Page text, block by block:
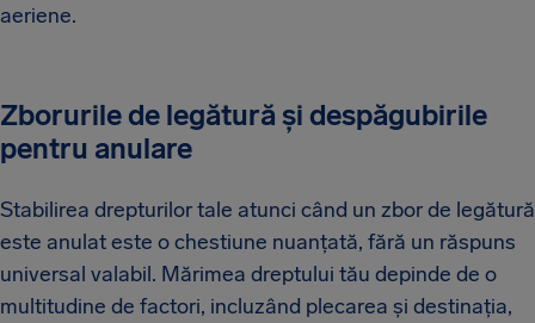
aeriene.
Zborurile de legătură și despăgubirile
pentru anulare
Stabilirea drepturilor tale atunci când un zbor de legătură
este anulat este o chestiune nuanțată, fără un răspuns
universal valabil. Mărimea dreptului tău depinde de o
multitudine de factori, incluzând plecarea și destinația,